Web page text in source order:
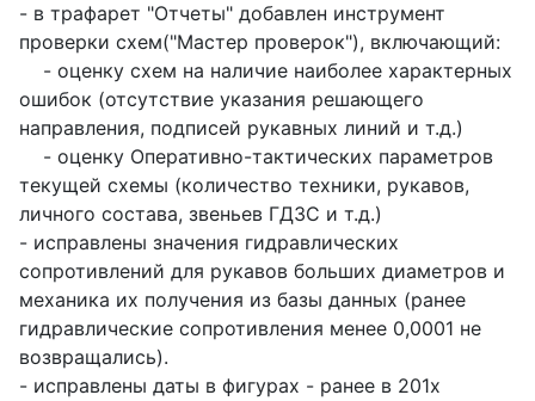
- в трафарет "Отчеты" добавлен инструмент
проверки схем("Мастер проверок"), включающий:
- оценку схем на наличие наиболее характерных
ошибок (отсутствие указания решающего
направления, подписей рукавных линий и т.д.)
- оценку Оперативно-тактических параметров
текущей схемы (количество техники, рукавов,
личного состава, звеньев ГДЗС и т.д.)
- исправлены значения гидравлических
сопротивлений для рукавов больших диаметров и
механика их получения из базы данных (ранее
гидравлические сопротивления менее 0,0001 не
возвращались).
- исправлены даты в фигурах - ранее в 201х